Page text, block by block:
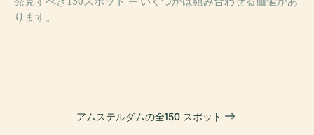
ります。
PLACE
PLACE
アムステルダムの全150 スポット